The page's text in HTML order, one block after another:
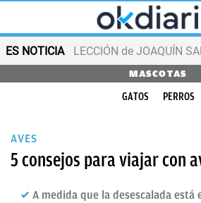
ES NOTICIA LECCIÓN de JOAQUÍN
MASCOTAS
GATOS PERROS
AVES
5 consejos para viajar con
A medida que la desescalada está